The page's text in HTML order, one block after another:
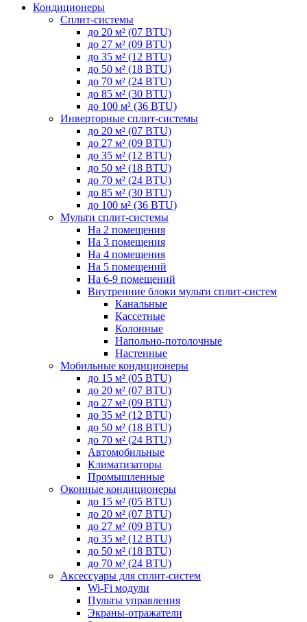
Кондиционеры
Сплит-системы
до 20 м² (07 BTU)
до 27 м² (09 BTU)
до 35 м² (12 BTU)
до 50 м² (18 BTU)
до 70 м² (24 BTU)
до 85 м² (30 BTU)
до 100 м² (36 BTU)
Инверторные сплит-системы
до 20 м² (07 BTU)
до 27 м² (09 BTU)
до 35 м² (12 BTU)
до 50 м² (18 BTU)
до 70 м² (24 BTU)
до 85 м² (30 BTU)
до 100 м² (36 BTU)
Мульти сплит-системы
На 2 помещения
На 3 помещения
На 4 помещения
На 5 помещений
На 6-9 помещений
Внутренние блоки мульти сплит-систем
Канальные
Кассетные
Колонные
Напольно-потолочные
Настенные
Мобильные кондиционеры
до 15 м² (05 BTU)
до 20 м² (07 BTU)
до 27 м² (09 BTU)
до 35 м² (12 BTU)
до 50 м² (18 BTU)
до 70 м² (24 BTU)
Автомобильные
Климатизаторы
Промышленные
Оконные кондиционеры
до 15 м² (05 BTU)
до 20 м² (07 BTU)
до 27 м² (09 BTU)
до 35 м² (12 BTU)
до 50 м² (18 BTU)
до 70 м² (24 BTU)
Аксессуары для сплит-систем
Wi-Fi модули
Пульты управления
Экраны-отражатели